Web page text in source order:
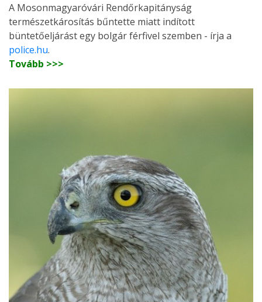
A Mosonmagyaróvári Rendőrkapitányság
természetkárosítás bűntette miatt indított
büntetőeljárást egy bolgár férfivel szemben - írja a
police.hu.
Tovább >>>